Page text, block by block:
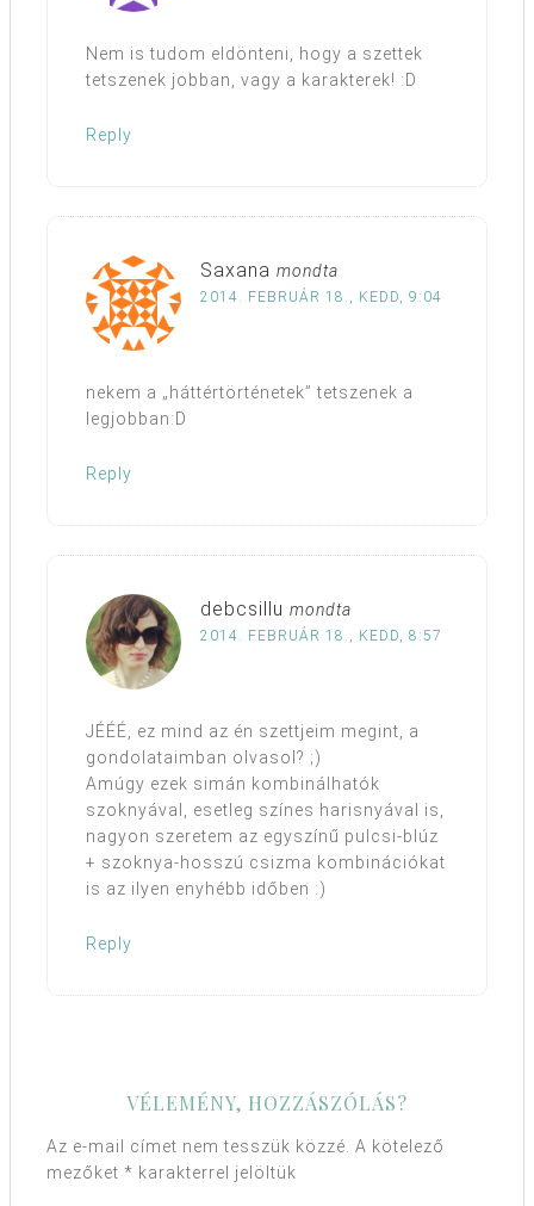
Nem is tudom eldönteni, hogy a szettek
tetszenek jobban, vagy a karakterek! :D
Reply
Saxana mondta
2014. FEBRUÁR 18., KEDD, 9:04
nekem a „háttértörténetek” tetszenek a
legjobban:D
Reply
debcsillu mondta
2014. FEBRUÁR 18., KEDD, 8:57
JÉÉÉ, ez mind az én szettjeim megint, a
gondolataimban olvasol? ;)
Amúgy ezek simán kombinálhatók
szoknyával, esetleg színes harisnyával is,
nagyon szeretem az egyszínű pulcsi-blúz
+ szoknya-hosszú csizma kombinációkat
is az ilyen enyhébb időben :)
Reply
VÉLEMÉNY, HOZZÁSZÓLÁS?
Az e-mail címet nem tesszük közzé. A kötelező
mezőket * karakterrel jelöltük